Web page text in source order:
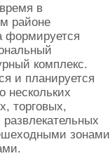
в
районе
формируется
комплекс.
и планируется
нескольких
торговых,
зонами